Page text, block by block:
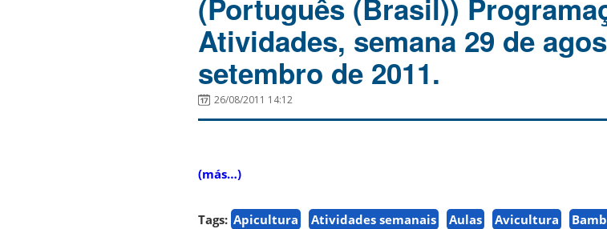
(Português (Brasil))
Atividades, semana 29 de
setembro de 2011.
26/08/2011 14:12
(más…)
Tags: Apicultura Atividades semanais Aulas Avicultura